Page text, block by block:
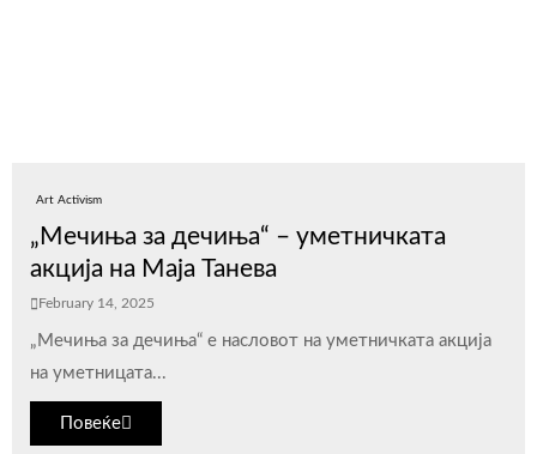
Art Activism
„Мечиња за дечиња“ – уметничката
акција на Маја Танева
February 14, 2025
„Мечиња за дечиња“ е насловот на уметничката акција
на уметницата...
Повеќе